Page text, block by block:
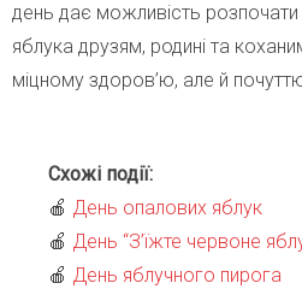
день дає можливість
яблука друзям, родині та
міцному здоров’ю, але й
Схожі події:
🍎 День опалових яблук
🍎 День “З’їжте червоне
🍎 День яблучного пирога